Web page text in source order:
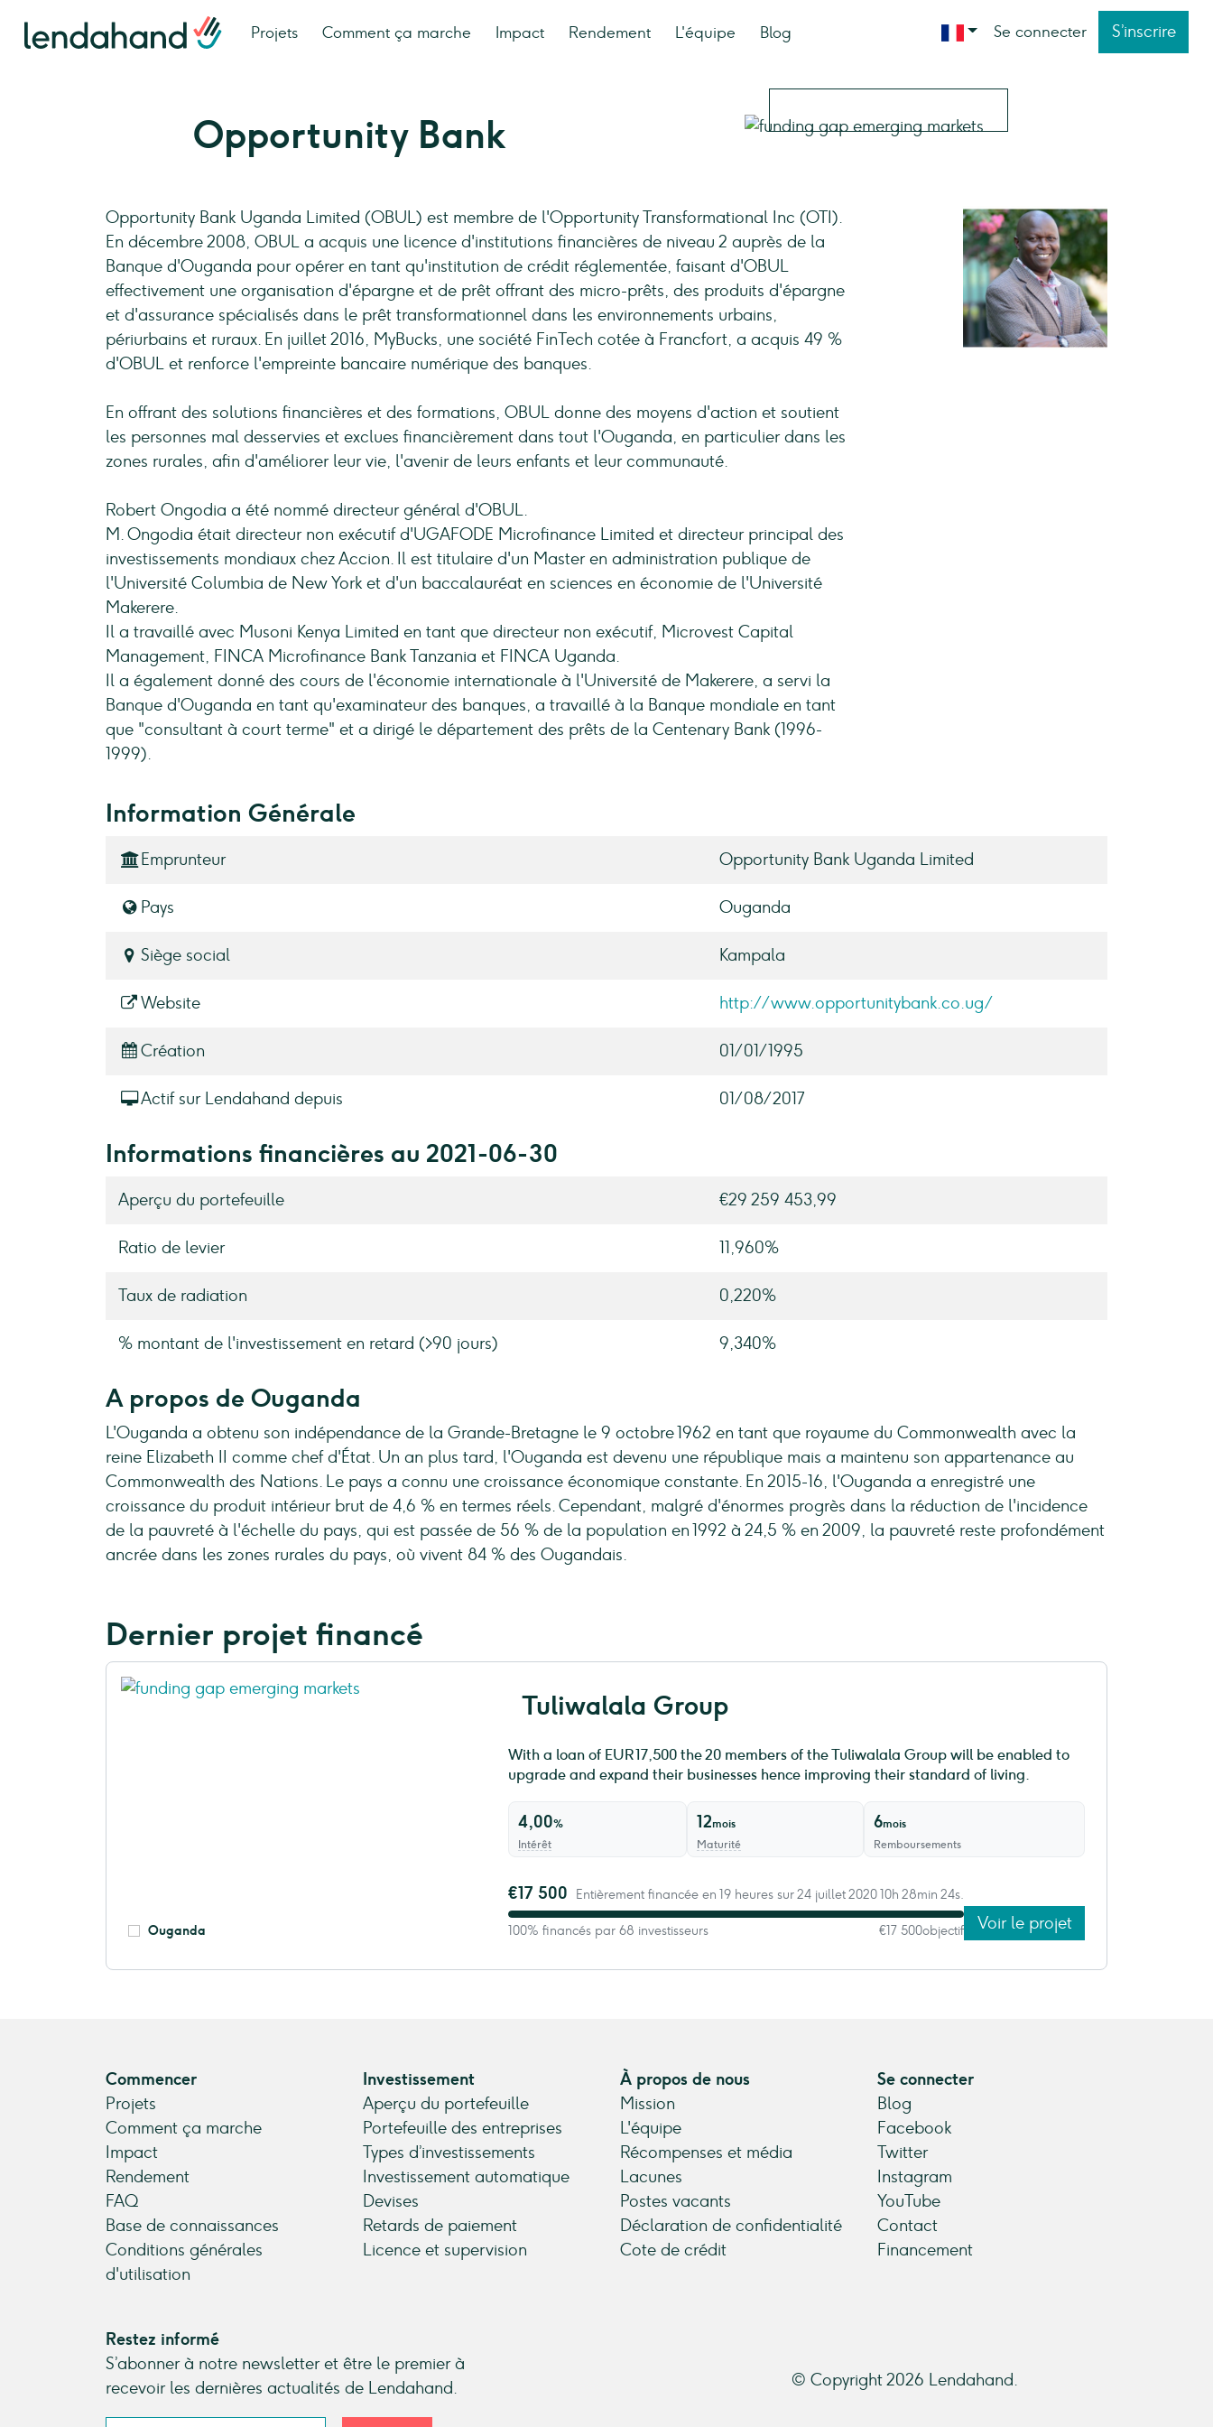
Projets Comment ça marche Impact Rendement L'équipe Blog Se connecter S’inscrire
Opportunity Bank
Opportunity Bank Uganda Limited (OBUL) est membre de l'Opportunity Transformational Inc (OTI).
En décembre 2008, OBUL a acquis une licence d'institutions financières de niveau 2 auprès de la
Banque d'Ouganda pour opérer en tant qu'institution de crédit réglementée, faisant d'OBUL
effectivement une organisation d'épargne et de prêt offrant des micro-prêts, des produits d'épargne
et d'assurance spécialisés dans le prêt transformationnel dans les environnements urbains,
périurbains et ruraux. En juillet 2016, MyBucks, une société FinTech cotée à Francfort, a acquis 49 %
d'OBUL et renforce l'empreinte bancaire numérique des banques.
En offrant des solutions financières et des formations, OBUL donne des moyens d'action et soutient
les personnes mal desservies et exclues financièrement dans tout l'Ouganda, en particulier dans les
zones rurales, afin d'améliorer leur vie, l'avenir de leurs enfants et leur communauté.
Robert Ongodia a été nommé directeur général d'OBUL.
M. Ongodia était directeur non exécutif d'UGAFODE Microfinance Limited et directeur principal des
investissements mondiaux chez Accion. Il est titulaire d'un Master en administration publique de
l'Université Columbia de New York et d'un baccalauréat en sciences en économie de l'Université
Makerere.
Il a travaillé avec Musoni Kenya Limited en tant que directeur non exécutif, Microvest Capital
Management, FINCA Microfinance Bank Tanzania et FINCA Uganda.
Il a également donné des cours de l'économie internationale à l'Université de Makerere, a servi la
Banque d'Ouganda en tant qu'examinateur des banques, a travaillé à la Banque mondiale en tant
que "consultant à court terme" et a dirigé le département des prêts de la Centenary Bank (1996-
1999).
Information Générale
Emprunteur Opportunity Bank Uganda Limited
Pays Ouganda
Siège social Kampala
Website http://www.opportunitybank.co.ug/
Création 01/01/1995
Actif sur Lendahand depuis 01/08/2017
Informations financières au 2021-06-30
Aperçu du portefeuille €29 259 453,99
Ratio de levier 11,960%
Taux de radiation 0,220%
% montant de l'investissement en retard (>90 jours) 9,340%
A propos de Ouganda
L'Ouganda a obtenu son indépendance de la Grande-Bretagne le 9 octobre 1962 en tant que royaume du Commonwealth avec la
reine Elizabeth II comme chef d'État. Un an plus tard, l'Ouganda est devenu une république mais a maintenu son appartenance au
Commonwealth des Nations. Le pays a connu une croissance économique constante. En 2015-16, l'Ouganda a enregistré une
croissance du produit intérieur brut de 4,6 % en termes réels. Cependant, malgré d'énormes progrès dans la réduction de l'incidence
de la pauvreté à l'échelle du pays, qui est passée de 56 % de la population en 1992 à 24,5 % en 2009, la pauvreté reste profondément
ancrée dans les zones rurales du pays, où vivent 84 % des Ougandais.
Dernier projet financé
Ouganda
Tuliwalala Group
With a loan of EUR 17,500 the 20 members of the Tuliwalala Group will be enabled to
upgrade and expand their businesses hence improving their standard of living.
4,00%
Intérêt
12mois
Maturité
6mois
Remboursements
€17 500 Entièrement financée en 19 heures sur 24 juillet 2020 10h 28min 24s.
100% financés par 68 investisseurs €17 500objectif Voir le projet
Commencer
Projets
Comment ça marche
Impact
Rendement
FAQ
Base de connaissances
Conditions générales
d'utilisation
Investissement
Aperçu du portefeuille
Portefeuille des entreprises
Types d’investissements
Investissement automatique
Devises
Retards de paiement
Licence et supervision
À propos de nous
Mission
L'équipe
Récompenses et média
Lacunes
Postes vacants
Déclaration de confidentialité
Cote de crédit
Se connecter
Blog
Facebook
Twitter
Instagram
YouTube
Contact
Financement
Restez informé
S’abonner à notre newsletter et être le premier à
recevoir les dernières actualités de Lendahand.
© Copyright 2026 Lendahand.